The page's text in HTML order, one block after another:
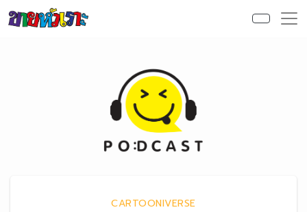
Skip to content
CARTOONIVERSE